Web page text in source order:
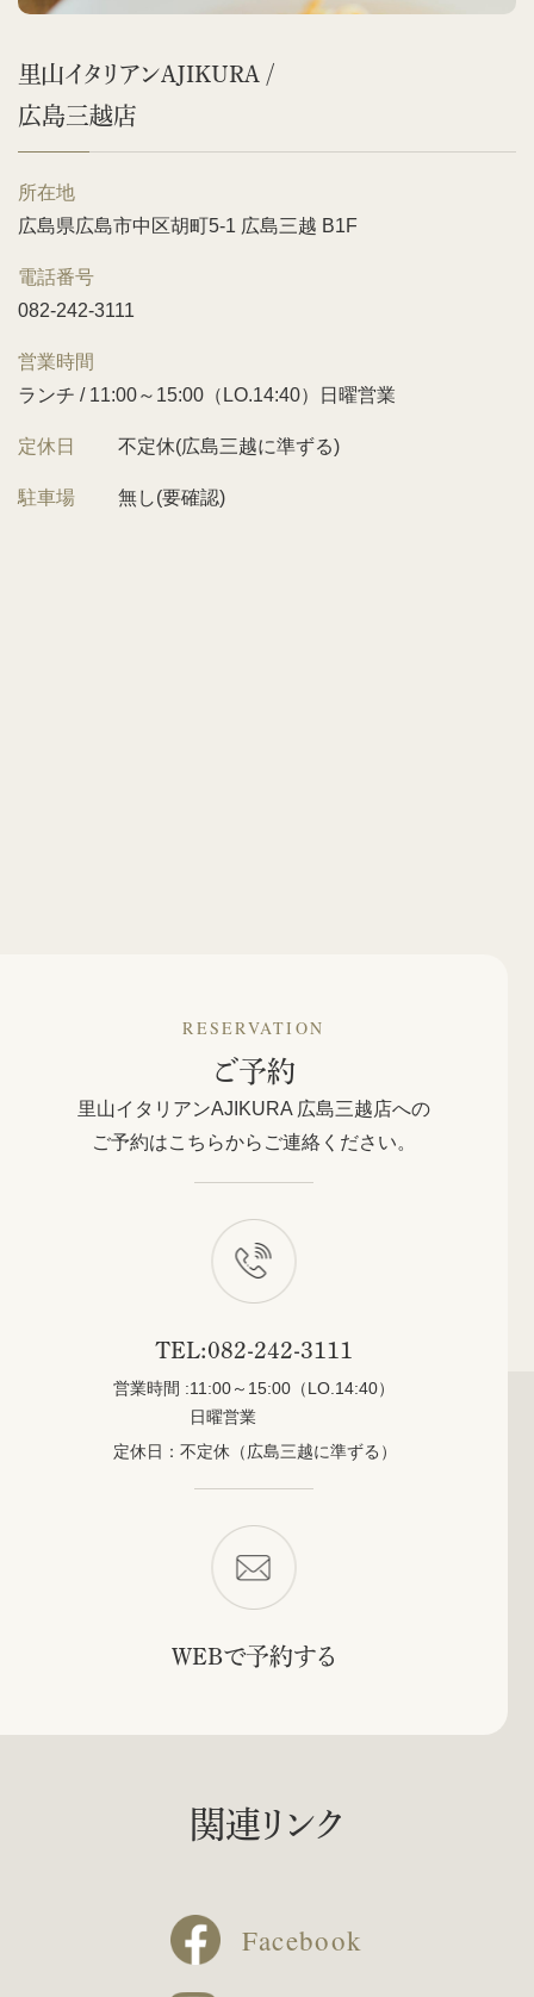
里山イタリアンAJIKURA /
広島三越店
所在地
広島県広島市中区胡町5-1 広島三越 B1F
電話番号
082-242-3111
営業時間
ランチ / 11:00～15:00（LO.14:40）日曜営業
定休日 不定休(広島三越に準ずる)
駐車場 無し(要確認)
RESERVATION
ご予約
里山イタリアンAJIKURA 広島三越店への
ご予約はこちらからご連絡ください。
TEL:082-242-3111
営業時間 :11:00～15:00（LO.14:40）
日曜営業
定休日： 不定休（広島三越に準ずる）
WEBで予約する
関連リンク
Facebook